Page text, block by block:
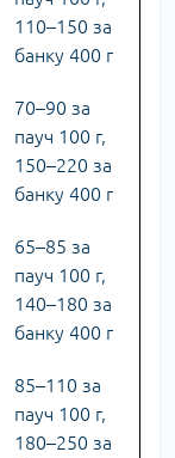
110–150 за
банку 400 г
70–90 за
пауч 100 г,
150–220 за
банку 400 г
65–85 за
пауч 100 г,
140–180 за
банку 400 г
85–110 за
пауч 100 г,
180–250 за